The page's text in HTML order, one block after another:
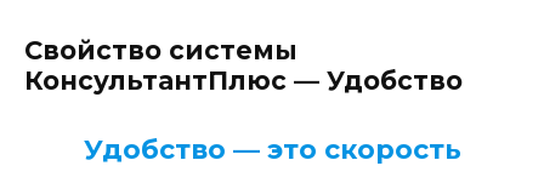
Свойство системы
КонсультантПлюс — Удобство
Удобство — это скорость